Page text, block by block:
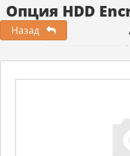
Опция HDD
Назад